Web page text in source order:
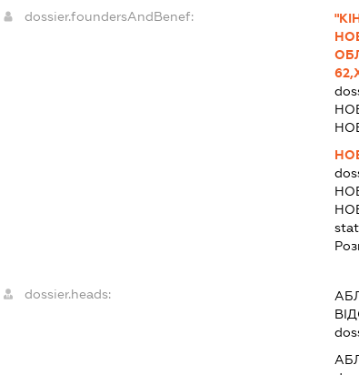
dossier.foundersAndBenef:
dossier.heads: